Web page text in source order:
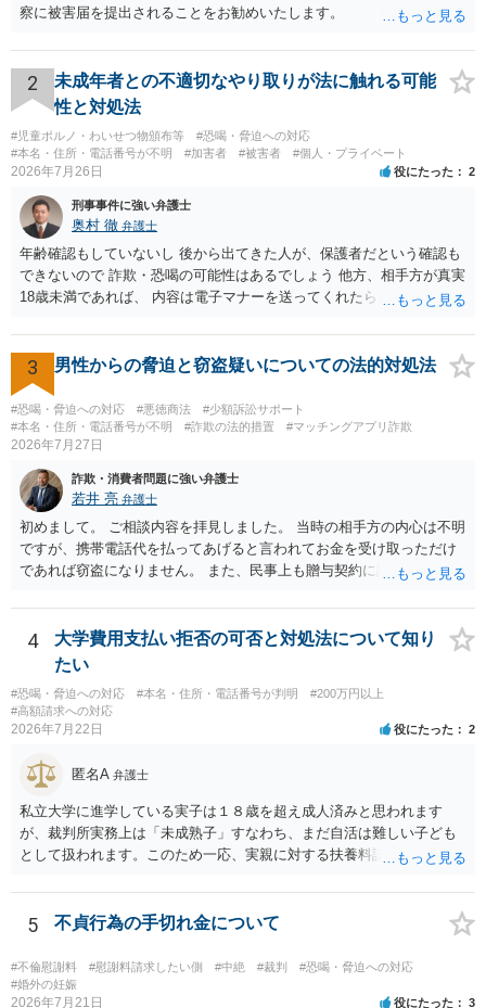
察に被害届を提出されることをお勧めいたします。
2
未成年者との不適切なやり取りが法に触れる可能
性と対処法
#児童ポルノ・わいせつ物頒布等
#恐喝・脅迫への対応
#本名・住所・電話番号が不明
#加害者 #被害者 #個人・プライベート
2026年7月26日 役にたった 2
刑事事件に強い弁護士
奥村 徹 弁護士
年齢確認もしていないし 後から出てきた人が、保護者だという確認も
できないので 詐欺・恐喝の可能性はあるでしょう 他方、相手方が真実
18歳未満であれば、 内容は電子マナーを送ってくれたら自慰行為など
画の尺は10分ほど、服を着たままで胸を触って欲しい、などの要望を
して、要求された金額(1000円程度)の電子マネーを送信してしまいま
した。 そこから、撮影するまで暇なので顔の雰囲気の写真を交換して
欲しい、住んでいる都道府県と区を教えてと言われたので教えたりと
言ったやり取りをしていました。 というやりとりは、青少年条例違反
（わいせつ行為）の疑いがあります。18歳未満と知らなくても処罰可
能です。
3 男性からの脅迫と窃盗疑いについての法的対処法
#恐喝・脅迫への対応 #悪徳商法
#少額訴訟サポート
#本名・住所・電話番号が不明
#詐欺の法的措置 #マッチングアプリ詐欺
2026年7月27日
詐欺・消費者問題に強い弁護士
若井 亮 弁護士
初めまして。 ご相談内容を拝見しました。 当時の相手方の内心は不明
ですが、携帯電話代を払ってあげると言われてお金を受け取っただけ
であれば窃盗になりません。 また、民事上も贈与契約に該当すると思
ず、可能であればブロックをするようにしてください。 ご不安であれ
ば、最寄りの警察署に相談をしても良いかもしれません。 以上、ご参
考になれば幸いです。
4
大学費用支払い拒否の可否と対処法について知り
たい
#恐喝・脅迫への対応 #本名・住所・電話番号が判明
#200万円以上
#高額請求への対応
2026年7月22日 役にたった 2
匿名A 弁護士
私立大学に進学している実子は１８歳を超え成人済みと思われます
が、裁判所実務上は「未成熟子」すなわち、まだ自活は難しい子ども
として扱われます。このため一応、実親に対する扶養料請求として法
者宛に養育費を支払っており、当該養育費は実子の進学費用の趣旨も
一部含まれています。また、私立大学進学について貴殿が了解したわ
けではないという事情も存在します。 こうした場合には、支払を拒ん
だとしても学費の請求が裁判所によって強制される可能性は低いとい
えます。 以上整理したとおり、貴殿の事情を説明し支払えないと実子
5 不貞行為の手切れ金について
#不倫慰謝料 #慰謝料請求したい側 #中絶 #裁判
#恐喝・脅迫への対応
#婚外の妊娠
2026年7月21日 役にたった 3